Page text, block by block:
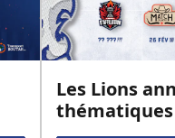
Les Lions
thématiques